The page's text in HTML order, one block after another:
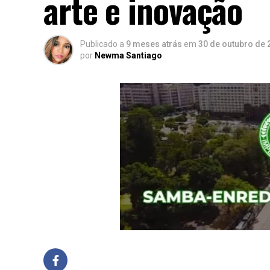
Publicado a 9 meses atrás em 30 de outubro de
por Newma Santiago